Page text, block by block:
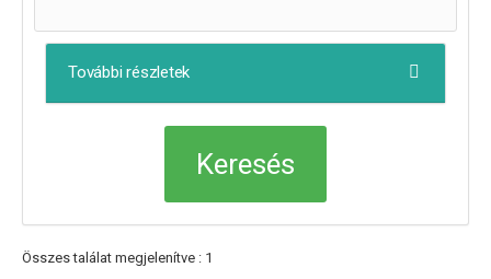
További részletek
Összes találat megjelenítve : 1